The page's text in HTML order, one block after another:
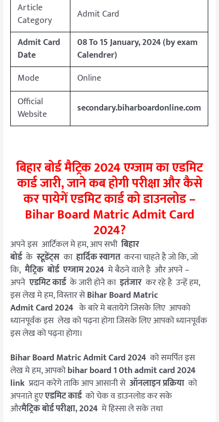
Article
Category
Admit Card
Admit Card
Date
08 To 15 January, 2024 (by exam
Calendrer)
Mode
Online
Official
Website
secondary.biharboardonline.com
बिहार बोर्ड मैट्रिक 2024 एग्जाम का एडमिट
कार्ड जारी, जाने कब होगी परीक्षा और कैसे
कर पायेगें एडमिट कार्ड को डाउनलोड –
Bihar Board Matric Admit Card
2024?
अपने इस आर्टिकल मे हम, आप सभी बिहार
बोर्ड के स्टूडेंट्स का हार्दिक स्वागत करना चाहते है जो कि, जो
कि, मैट्रिक बोर्ड एग्जाम 2024 मे बैठने वाले है और अपने –
अपने एडमिट कार्ड के जारी होने का इतंजार कर रहे है उन्हें हम,
इस लेख मे हम, विस्तार सेBihar Board Matric
Admit Card 2024 के बारे मे बतायेगे जिसके लिए आपको
ध्यानपूर्वक इस लेख को पढ़ना होगा जिसके लिए आपको ध्यानपूर्वक
इस लेख को पढ़ना होगा।
Bihar Board Matric Admit Card 2024 को समर्पित इस
लेख मे हम, आपकोbihar board 1 0th admit card 2024
link प्रदान करेगे ताकि आप आसानी से ऑनलाइन प्रक्रिया को
अपनाते हुएएडमिट कार्ड को चेक व डाउनलोड कर सके
औरमैट्रिकबोर्ड परीक्षा, 2024 मे हिस्सा ले सके तथा